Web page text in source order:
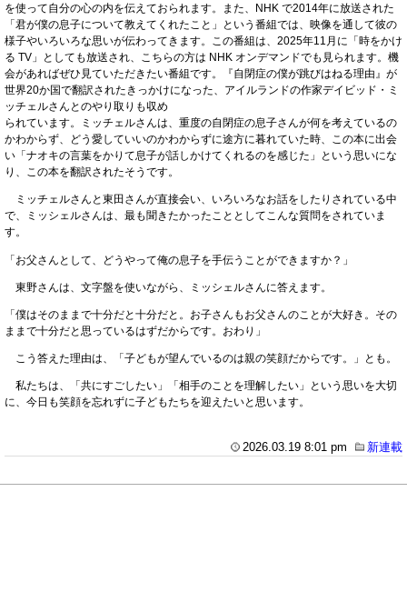
を使って自分の心の内を伝えておられます。また、NHK で2014年に放送された
「君が僕の息子について教えてくれたこと」という番組では、映像を通して彼の
様子やいろいろな思いが伝わってきます。この番組は、2025年11月に「時をかけ
る TV」としても放送され、こちらの方は NHK オンデマンドでも見られます。機
会があればぜひ見ていただきたい番組です。『自閉症の僕が跳びはねる理由』が
世界20か国で翻訳されたきっかけになった、アイルランドの作家デイビッド・ミ
ッチェルさんとのやり取りも収め
られています。ミッチェルさんは、重度の自閉症の息子さんが何を考えているの
かわからず、どう愛していいのかわからずに途方に暮れていた時、この本に出会
い「ナオキの言葉をかりて息子が話しかけてくれるのを感じた」という思いにな
り、この本を翻訳されたそうです。
ミッチェルさんと東田さんが直接会い、いろいろなお話をしたりされている中
で、ミッシェルさんは、最も聞きたかったこととしてこんな質問をされていま
す。
「お父さんとして、どうやって俺の息子を手伝うことができますか？」
東野さんは、文字盤を使いながら、ミッシェルさんに答えます。
「僕はそのままで十分だと十分だと。お子さんもお父さんのことが大好き。その
ままで十分だと思っているはずだからです。おわり」
こう答えた理由は、「子どもが望んでいるのは親の笑顔だからです。」とも。
私たちは、「共にすごしたい」「相手のことを理解したい」という思いを大切
に、今日も笑顔を忘れずに子どもたちを迎えたいと思います。
2026.03.19 8:01 pm 新連載